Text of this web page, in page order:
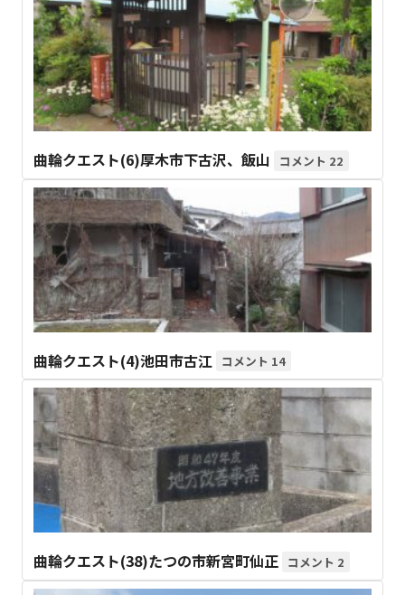
曲輪クエスト(6)厚木市下古沢、飯山 22
曲輪クエスト(4)池田市古江 14
曲輪クエスト(38)たつの市新宮町仙正 2